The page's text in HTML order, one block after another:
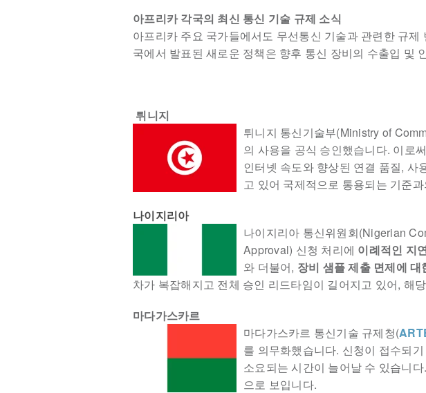
아프리카 각국의 최신 통신 기술 규제 소식
아프리카 주요 국가들에서도 무선통신 기술과 관련한 규
국에서 발표된 새로운 정책은 향후 통신 장비의 수출입 및
튀니지
튀니지 통신기술부(Ministry of
의 사용을 공식 승인했습니다. 이로
인터넷 속도와 향상된 연결 품질, 사
고 있어 국제적으로 통용되는 기준
나이지리아
나이지리아 통신위원회(Nigerian
Approval) 신청 처리에 이례적인 지연
와 더불어, 장비 샘플 제출 면제에 대
차가 복잡해지고 전체 승인 리드타임이 길어지고 있어, 해
마다가스카르
마다가스카르 통신기술 규제청(
를 의무화했습니다. 신청이 접수되
소요되는 시간이 늘어날 수 있습니
으로 보입니다.